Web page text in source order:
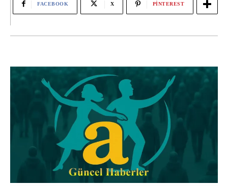
FACEBOOK X PINTEREST